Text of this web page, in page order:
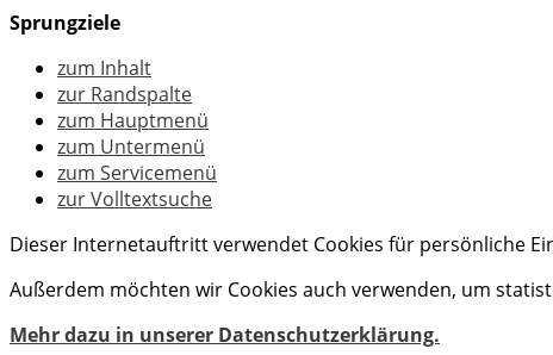
Sprungziele
zum Inhalt
zur Randspalte
zum Hauptmenü
zum Untermenü
zum Servicemenü
zur Volltextsuche
Dieser Internetauftritt verwendet Cookies für persönliche
Außerdem möchten wir Cookies auch verwenden, um
Mehr dazu in unserer Datenschutzerklärung.